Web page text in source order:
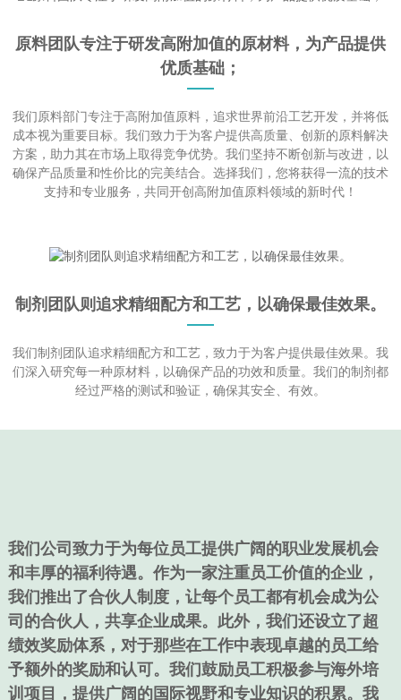
原料团队专注于研发高附加值的原材料，为产品提供
优质基础；
我们原料部门专注于高附加值原料，追求世界前沿工艺开发，并将低
成本视为重要目标。我们致力于为客户提供高质量、创新的原料解决
方案，助力其在市场上取得竞争优势。我们坚持不断创新与改进，以
确保产品质量和性价比的完美结合。选择我们，您将获得一流的技术
支持和专业服务，共同开创高附加值原料领域的新时代！
制剂团队则追求精细配方和工艺，以确保最佳效果。
我们制剂团队追求精细配方和工艺，致力于为客户提供最佳效果。我
们深入研究每一种原材料，以确保产品的功效和质量。我们的制剂都
经过严格的测试和验证，确保其安全、有效。
我们公司致力于为每位员工提供广阔的职业发展机会
和丰厚的福利待遇。作为一家注重员工价值的企业，
我们推出了合伙人制度，让每个员工都有机会成为公
司的合伙人，共享企业成果。此外，我们还设立了超
绩效奖励体系，对于那些在工作中表现卓越的员工给
予额外的奖励和认可。我们鼓励员工积极参与海外培
训项目，提供广阔的国际视野和专业知识的积累。我